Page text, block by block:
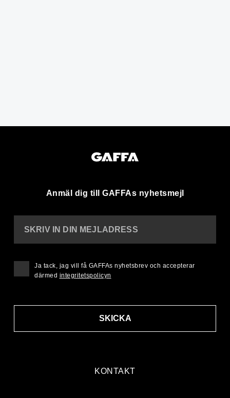
Anmäl dig till GAFFAs nyhetsmejl
KONTAKT
SKRIV IN DIN MEJLADRESS
SKICKA
Ja tack, jag vill få GAFFAs nyhetsbrev och accepterar
därmed integritetspolicyn